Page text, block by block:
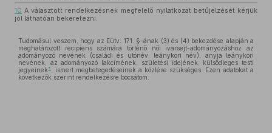
10 A választott rendelkezésnek megfelelő nyilatkozat betűjelzését kérjük
jól láthatóan bekeretezni.
Tudomásul veszem, hogy az Eütv. 171. §-ának (3) és (4) bekezdése alapján a
meghatározott recipiens számára történő női ivarsejt-adományozáshoz az
adományozó nevének (családi és utónév, leánykori név), anyja leánykori
nevének, az adományozó lakcímének, születési idejének, külsődleges testi
jegyeinek *
ismert megbetegedéseinek a közlése szükséges. Ezen adatokat a
következők szerint rendelkezésre bocsátom: